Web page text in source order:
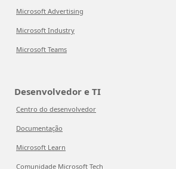
Microsoft Advertising
Microsoft Industry
Microsoft Teams
Desenvolvedor e TI
Centro do desenvolvedor
Documentação
Microsoft Learn
Comunidade Microsoft Tech